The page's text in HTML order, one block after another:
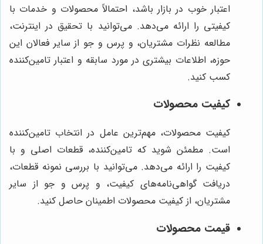
اعتبار خوب در بازار باشد، احتمالاً محصولات و خدمات با
کیفیتی را ارائه می‌دهد. می‌توانید با تحقیق در اینترنت،
مطالعه نظرات مشتریان، و پرس و جو از سایر فعالان این
حوزه، اطلاعات بیشتری در مورد سابقه و اعتبار تامین‌کننده
کسب کنید.
کیفیت محصولات
کیفیت محصولات، مهم‌ترین عامل در انتخاب تامین‌کننده
است. مطمئن شوید که تامین‌کننده، قطعات اصلی و با
کیفیت را ارائه می‌دهد. می‌توانید با بررسی نمونه قطعات،
دریافت گواهی‌نامه‌های کیفیت، و پرس و جو از سایر
مشتریان، از کیفیت محصولات اطمینان حاصل کنید.
قیمت محصولات